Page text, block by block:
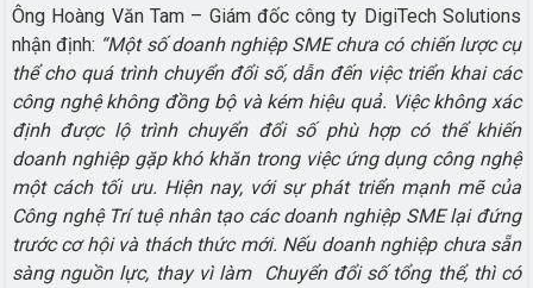
Ông Hoàng Văn Tam – Giám đốc công ty DigiTech Solutions
nhận định: “Một số doanh nghiệp SME chưa có chiến lược cụ
thể cho quá trình chuyển đổi số, dẫn đến việc triển khai các
công nghệ không đồng bộ và kém hiệu quả. Việc không xác
định được lộ trình chuyển đổi số phù hợp có thể khiến
doanh nghiệp gặp khó khăn trong việc ứng dụng công nghệ
một cách tối ưu. Hiện nay, với sự phát triển mạnh mẽ của
Công nghệ Trí tuệ nhân tạo các doanh nghiệp SME lại đứng
trước cơ hội và thách thức mới. Nếu doanh nghiệp chưa sẵn
sàng nguồn lực, thay vì làm Chuyển đổi số tổng thể, thì có